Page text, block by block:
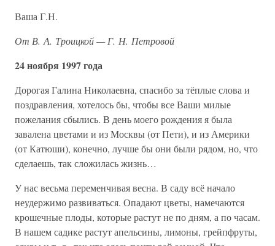
Ваша Г.Н.
От В. А. Троицкой — Г. Н. Петровой
24 ноября 1997 года
Дорогая Галина Николаевна, спасибо за тёплые слова и
поздравления, хотелось бы, чтобы все Ваши милые
пожелания сбылись. В день моего рождения я была
завалена цветами и из Москвы (от Пети), и из Америки
(от Катюши), конечно, лучше бы они были рядом, но, что
сделаешь, так сложилась жизнь…
У нас весьма переменчивая весна. В саду всё начало
неудержимо развиваться. Опадают цветы, намечаются
крошечные плоды, которые растут не по дням, а по часам.
В нашем садике растут апельсины, лимоны, грейпфруты,